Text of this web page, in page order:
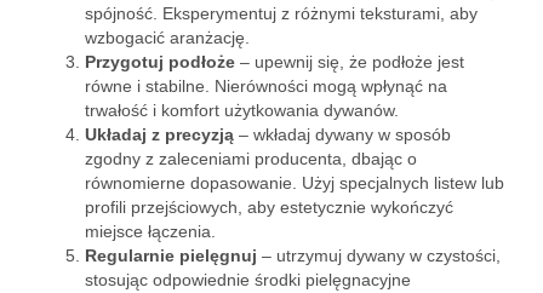
spójność. Eksperymentuj z różnymi teksturami, aby
wzbogacić aranżację.
Przygotuj podłoże – upewnij się, że podłoże jest
równe i stabilne. Nierówności mogą wpłynąć na
trwałość i komfort użytkowania dywanów.
Układaj z precyzją – wkładaj dywany w sposób
zgodny z zaleceniami producenta, dbając o
równomierne dopasowanie. Użyj specjalnych listew lub
profili przejściowych, aby estetycznie wykończyć
miejsce łączenia.
Regularnie pielęgnuj – utrzymuj dywany w czystości,
stosując odpowiednie środki pielęgnacyjne